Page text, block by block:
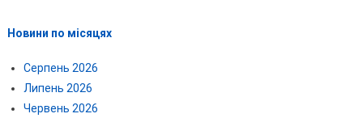
Новини по місяцях
Серпень 2026
Липень 2026
Червень 2026